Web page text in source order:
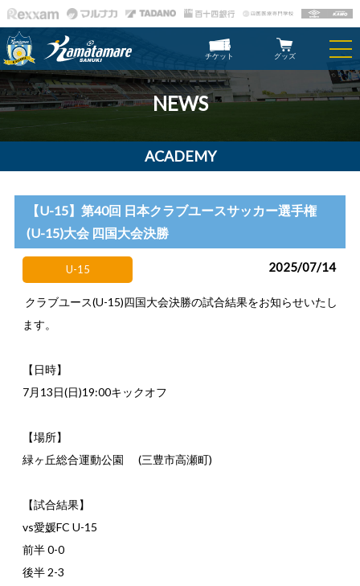
チケット グッズ
NEWS
ACADEMY
【U-15】第40回 日本クラブユースサッカー選手権
(U-15)大会 四国大会決勝
U-15 2025/07/14
クラブユース(U-15)四国大会決勝の試合結果をお知らせいたし
ます。
【日時】
7月13日(日)19:00キックオフ
【場所】
緑ヶ丘総合運動公園
(三豊市高瀬町)
【試合結果】
vs愛媛FC U-15
前半 0-0
後半 2-3